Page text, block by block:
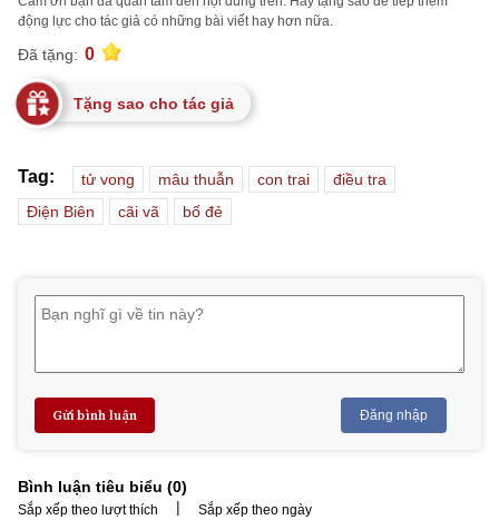
động lực cho tác giả có những bài viết hay hơn nữa.
Đã tặng: 0
Tặng sao cho tác giả
Tag: tử vong mâu thuẫn con trai
điều tra
Điện Biên
cãi vã bố đẻ
Gửi bình luận Đăng nhập
Bình luận tiêu biểu (0)
Sắp xếp theo lượt thích | Sắp xếp theo ngày